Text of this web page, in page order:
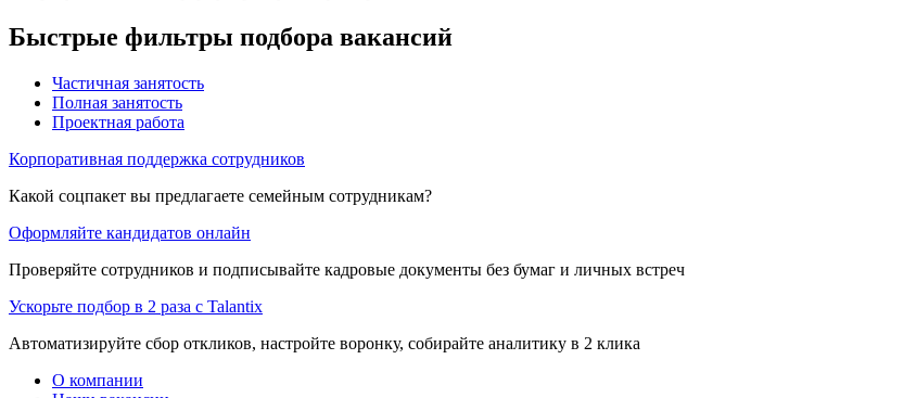
Быстрые фильтры подбора вакансий
Частичная занятость
Полная занятость
Проектная работа
Корпоративная поддержка сотрудников
Какой соцпакет вы предлагаете семейным сотрудникам?
Оформляйте кандидатов онлайн
Проверяйте сотрудников и подписывайте кадровые документы без бумаг и личных встреч
Ускорьте подбор в 2 раза с Talantix
Автоматизируйте сбор откликов, настройте воронку, собирайте аналитику в 2 клика
О компании